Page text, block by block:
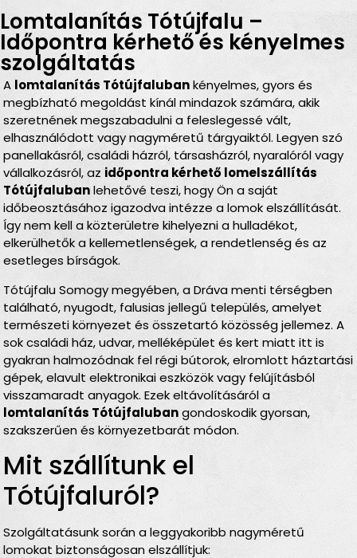
Lomtalanítás Tótújfalu –
Időpontra kérhető és kényelmes
szolgáltatás
A lomtalanítás Tótújfalubankényelmes, gyors és
megbízható megoldást kínál mindazok számára, akik
szeretnének megszabadulni a feleslegessé vált,
elhasználódott vagy nagyméretű tárgyaiktól. Legyen szó
panellakásról, családi házról, társasházról, nyaralóról vagy
vállalkozásról, az időpontra kérhető lomelszállítás
Tótújfalubanlehetővé teszi, hogy Ön a saját
időbeosztásához igazodva intézze a lomok elszállítását.
Így nem kell a közterületre kihelyezni a hulladékot,
elkerülhetők a kellemetlenségek, a rendetlenség és az
esetleges bírságok.
Tótújfalu Somogy megyében, a Dráva menti térségben
található, nyugodt, falusias jellegű település, amelyet
természeti környezet és összetartó közösség jellemez. A
sok családi ház, udvar, melléképület és kert miatt itt is
gyakran halmozódnak fel régi bútorok, elromlott háztartási
gépek, elavult elektronikai eszközök vagy felújításból
visszamaradt anyagok. Ezek eltávolításáról a
lomtalanítás Tótújfalubangondoskodik gyorsan,
szakszerűen és környezetbarát módon.
Mit szállítunk el
Tótújfaluról?
Szolgáltatásunk során a leggyakoribb nagyméretű
lomokat biztonságosan elszállítjuk: